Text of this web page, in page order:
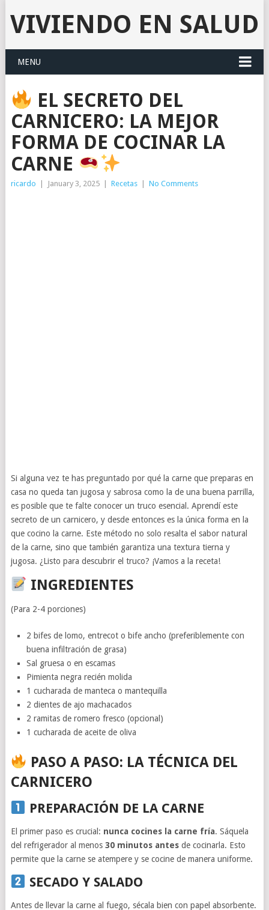
VIVIENDO EN SALUD
MENU
EL SECRETO DEL
CARNICERO: LA MEJOR
FORMA DE COCINAR LA
CARNE
ricardo | January 3, 2025 | Recetas | No Comments
Si alguna vez te has preguntado por qué la carne que preparas en
casa no queda tan jugosa y sabrosa como la de una buena parrilla,
es posible que te falte conocer un truco esencial. Aprendí este
secreto de un carnicero, y desde entonces es la única forma en la
que cocino la carne. Este método no solo resalta el sabor natural
de la carne, sino que también garantiza una textura tierna y
jugosa. ¿Listo para descubrir el truco? ¡Vamos a la receta!
INGREDIENTES
(Para 2-4 porciones)
2 bifes de lomo, entrecot o bife ancho (preferiblemente con
buena infiltración de grasa)
Sal gruesa o en escamas
Pimienta negra recién molida
1 cucharada de manteca o mantequilla
2 dientes de ajo machacados
2 ramitas de romero fresco (opcional)
1 cucharada de aceite de oliva
PASO A PASO: LA TÉCNICA DEL
CARNICERO
PREPARACIÓN DE LA CARNE
El primer paso es crucial: nunca cocines la carne fría. Sáquela
del refrigerador al menos 30 minutos antesde cocinarla. Esto
permite que la carne se atempere y se cocine de manera uniforme.
SECADO Y SALADO
Antes de llevar la carne al fuego, sécala bien con papel absorbente.